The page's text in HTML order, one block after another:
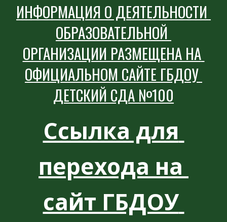
ИНФОРМАЦИЯ О ДЕЯТЕЛЬНОСТИ
ОБРАЗОВАТЕЛЬНОЙ
ОРГАНИЗАЦИИ РАЗМЕЩЕНА НА
ОФИЦИАЛЬНОМ САЙТЕ ГБДОУ
ДЕТСКИЙ СДА №100
Ссылка для
перехода на
сайт ГБДОУ